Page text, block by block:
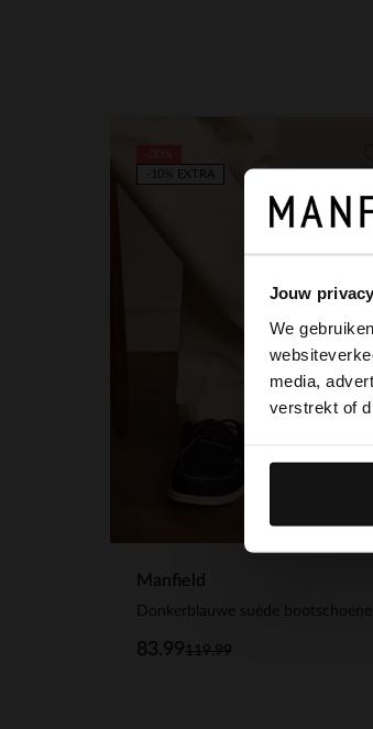
Jouw
We
media,
verstrekt of
Manfield
Donkerblauwe suède
119.99
83.99
-10% EXTRA